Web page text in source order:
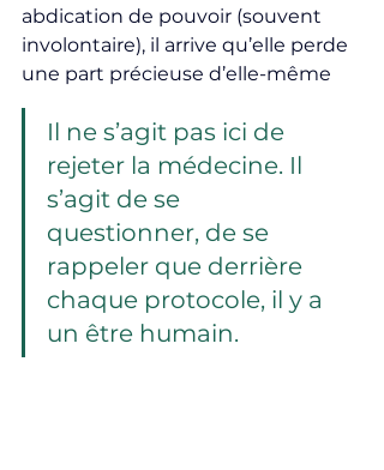
abdication de pouvoir (souvent
involontaire), il arrive qu’elle perde
une part précieuse d’elle-même
Il ne s’agit pas ici de
rejeter la médecine. Il
s’agit de se
questionner, de se
rappeler que derrière
chaque protocole, il y a
un être humain.